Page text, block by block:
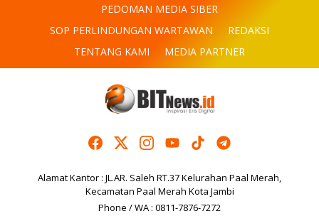
PEDOMAN MEDIA SIBER
SOP PERLINDUNGAN WARTAWAN
REDAKSI
TENTANG KAMI
MEDIA PARTNER
Alamat Kantor : JL.AR. Saleh RT.37 Kelurahan Paal Merah,
Kecamatan Paal Merah Kota Jambi
Phone / WA : 0811-7876-7272